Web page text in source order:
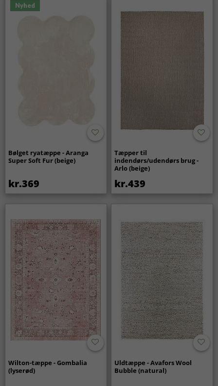
Nyhed
Bølget ryatæppe - Aranga
Super Soft Fur (beige)
kr.369
Tæpper til
indendørs/udendørs brug -
Arlo (beige)
kr.439
Wilton-tæppe - Gombalia
(lyserød)
Uldtæppe - Avafors Wool
Bubble (natural)